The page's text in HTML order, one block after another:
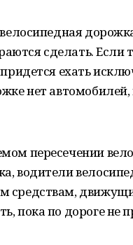
сделать. Если
ехать
нет
пересечении
водители
средствам,
пока по дороге не